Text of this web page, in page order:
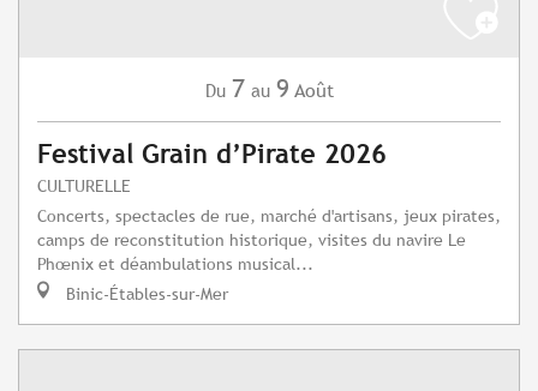
Du 7 au 9 Août
Festival Grain d’Pirate 2026
CULTURELLE
Concerts, spectacles de rue, marché d'artisans, jeux pirates,
camps de reconstitution historique, visites du navire Le
Phœnix et déambulations musical...
Binic-Étables-sur-Mer